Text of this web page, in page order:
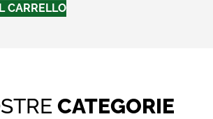
CARRELLO
CATEGORIE